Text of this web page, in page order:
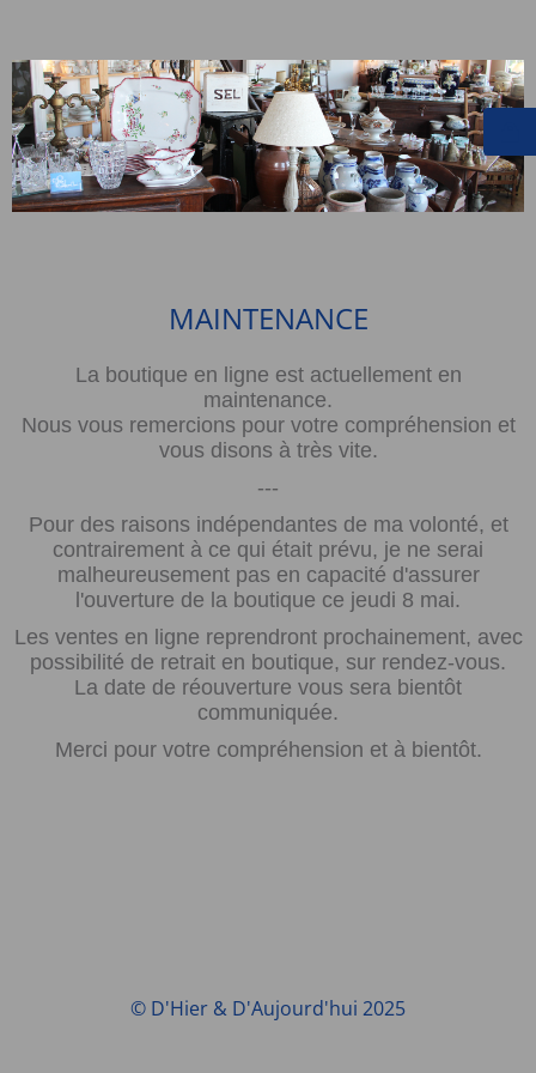
MAINTENANCE
La boutique en ligne est actuellement en
maintenance.
Nous vous remercions pour votre compréhension et
vous disons à très vite.
---
Pour des raisons indépendantes de ma volonté, et
contrairement à ce qui était prévu, je ne serai
malheureusement pas en capacité d'assurer
l'ouverture de la boutique ce jeudi 8 mai.
Les ventes en ligne reprendront prochainement, avec
possibilité de retrait en boutique, sur rendez-vous.
La date de réouverture vous sera bientôt
communiquée.
Merci pour votre compréhension et à bientôt.
© D'Hier & D'Aujourd'hui 2025